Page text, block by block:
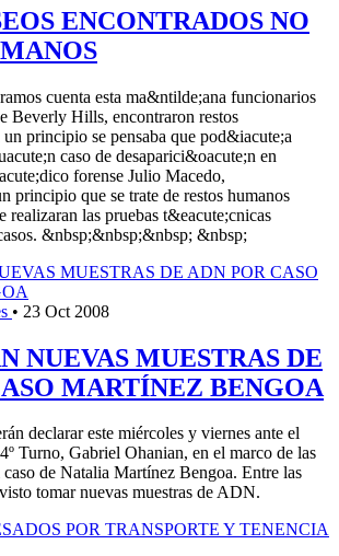
ENCONTRADOS NO
cuenta esta ma&ntilde;ana funcionarios
Beverly Hills, encontraron restos
principio se pensaba que pod&iacute;a
caso de desaparici&oacute;n en
forense Julio Macedo,
principio que se trate de restos humanos
realizaran las pruebas t&eacute;cnicas
&nbsp;&nbsp;&nbsp; &nbsp;
• 23 Oct 2008
NUEVAS MUESTRAS DE
MARTÍNEZ BENGOA
declarar este miércoles y viernes ante el
Turno, Gabriel Ohanian, en el marco de las
de Natalia Martínez Bengoa. Entre las
tomar nuevas muestras de ADN.